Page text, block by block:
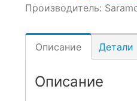
Производитель:
Описание Детали
Описание